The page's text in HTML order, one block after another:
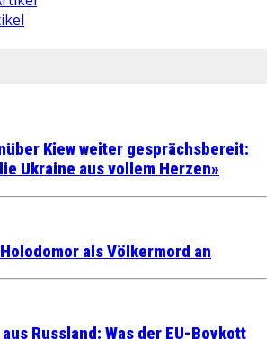
Kiew weiter gesprächsbereit:
Ukraine aus vollem Herzen»
als Völkermord an
Russland: Was der EU-Boykott